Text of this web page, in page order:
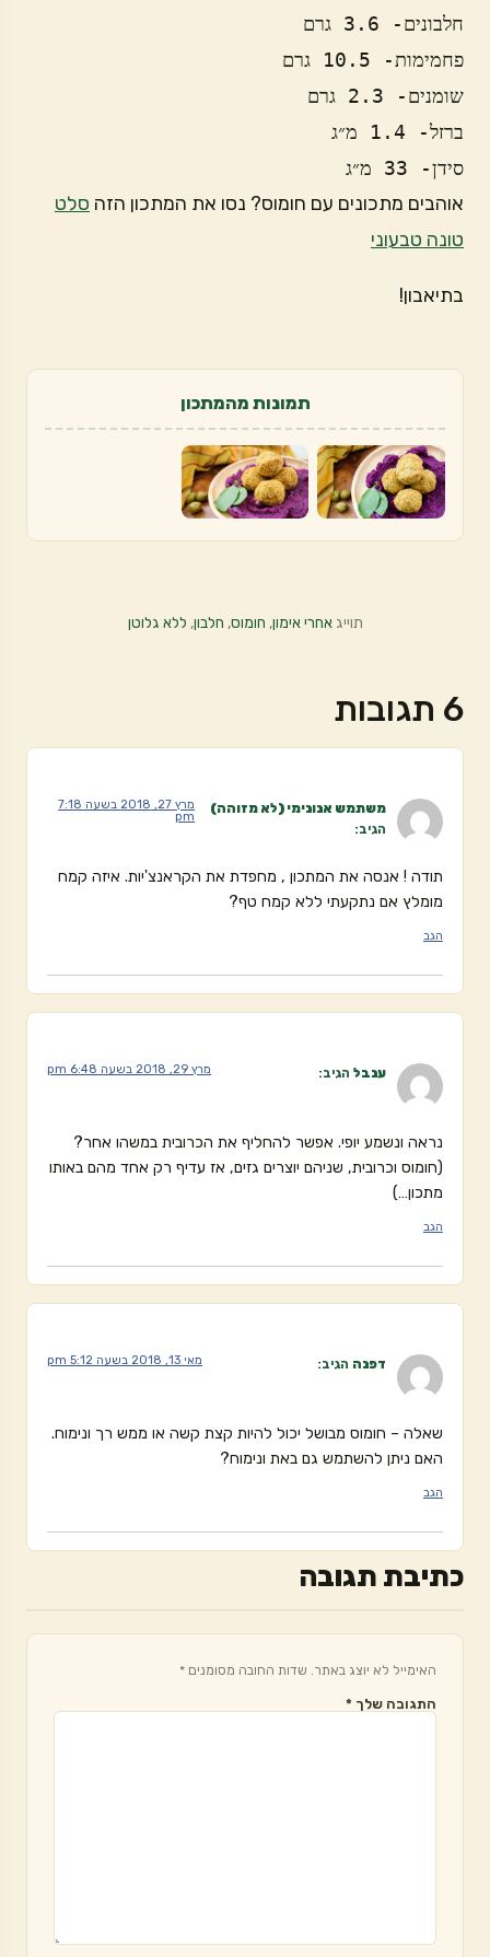
סידן- 33 מ״ג
אוהבים מתכונים עם חומוס? נסו את המתכון הזה סלט
טונה טבעוני
בתיאבון!
תמונות מהמתכון
תוייגאחרי אימון, חומוס, חלבון, ללא גלוטן
6 תגובות
משתמש אנונימי (לא מזוהה)
הגיב:
מרץ 27, 2018 בשעה 7:18
pm
תודה ! אנסה את המתכון , מחפדת את הקראנצ'יות. איזה קמח
מומלץ אם נתקעתי ללא קמח טף?
הגב
ענבל הגיב: מרץ 29, 2018 בשעה 6:48 pm
נראה ונשמע יופי. אפשר להחליף את הכרובית במשהו אחר?
(חומוס וכרובית, שניהם יוצרים גזים, אז עדיף רק אחד מהם באותו
מתכון…)
הגב
דפנה הגיב: מאי 13, 2018 בשעה 5:12 pm
שאלה – חומוס מבושל יכול להיות קצת קשה או ממש רך ונימוח.
האם ניתן להשתמש גם באת ונימוח?
הגב
כתיבת תגובה
האימייל לא יוצג באתר. שדות החובה מסומנים *
התגובה שלך *